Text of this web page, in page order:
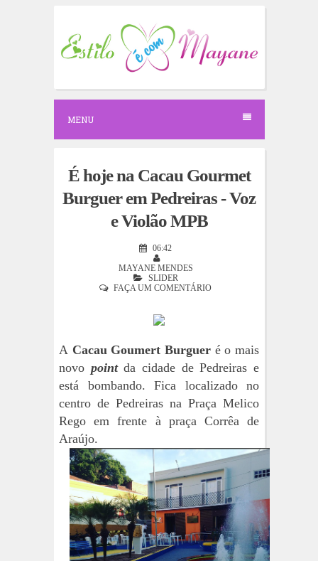
c
o
e
MENU
É hoje na Cacau Gourmet
Burguer em Pedreiras - Voz
e Violão MPB
06:42
MAYANE MENDES
SLIDER
FAÇA UM COMENTÁRIO
A Cacau Goumert Burguer é o mais
novo pointda cidade de Pedreiras e
está bombando. Fica localizado no
centro de Pedreiras na Praça Melico
Rego em frente à praça Corrêa de
Araújo.